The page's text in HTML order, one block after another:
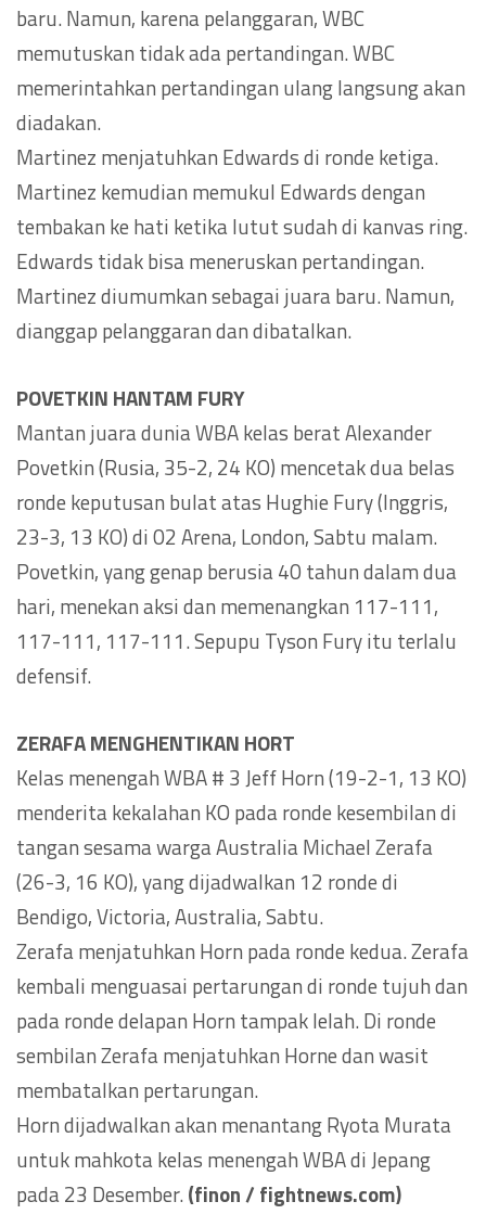
baru. Namun, karena pelanggaran, WBC
memutuskan tidak ada pertandingan. WBC
memerintahkan pertandingan ulang langsung akan
diadakan.
Martinez menjatuhkan Edwards di ronde ketiga.
Martinez kemudian memukul Edwards dengan
tembakan ke hati ketika lutut sudah di kanvas ring.
Edwards tidak bisa meneruskan pertandingan.
Martinez diumumkan sebagai juara baru. Namun,
dianggap pelanggaran dan dibatalkan.
POVETKIN HANTAM FURY
Mantan juara dunia WBA kelas berat Alexander
Povetkin (Rusia, 35-2, 24 KO) mencetak dua belas
ronde keputusan bulat atas Hughie Fury (Inggris,
23-3, 13 KO) di 02 Arena, London, Sabtu malam.
Povetkin, yang genap berusia 40 tahun dalam dua
hari, menekan aksi dan memenangkan 117-111,
117-111, 117-111. Sepupu Tyson Fury itu terlalu
defensif.
ZERAFA MENGHENTIKAN HORT
Kelas menengah WBA # 3 Jeff Horn (19-2-1, 13 KO)
menderita kekalahan KO pada ronde kesembilan di
tangan sesama warga Australia Michael Zerafa
(26-3, 16 KO), yang dijadwalkan 12 ronde di
Bendigo, Victoria, Australia, Sabtu.
Zerafa menjatuhkan Horn pada ronde kedua. Zerafa
kembali menguasai pertarungan di ronde tujuh dan
pada ronde delapan Horn tampak lelah. Di ronde
sembilan Zerafa menjatuhkan Horne dan wasit
membatalkan pertarungan.
Horn dijadwalkan akan menantang Ryota Murata
untuk mahkota kelas menengah WBA di Jepang
pada 23 Desember.(finon / fightnews.com)